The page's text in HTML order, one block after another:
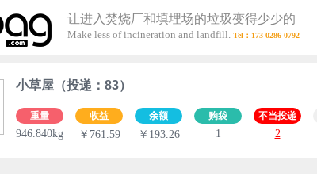
让进入焚烧厂和填埋场的垃圾变得少少的
Make less of incineration and landfill.
小草屋（投递：83）
重量
946.840kg
收益
￥761.59
余额
￥193.26
购袋
1
不当投递
2